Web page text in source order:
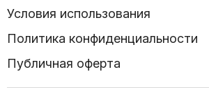
Условия использования
Политика конфиденциальности
Публичная оферта